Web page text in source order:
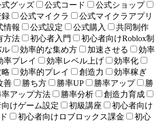
式グッズ 公式コード
公式ショップ
録 公式マイクラ
公式マイクラアプリ
情報 公式設定 公式購入
共同制作
方法 初心者入門
初心者向けRoblox制
ル 効率的な集め方 加速させる
効率
率プレイ 効率レベル上げ
効率化
効率的プレイ 創造力
効率稼ぎ
善 勝ち方 勝率UP 勝率アップ
勝
率アップ方法 勝率分析
創造力育成
けゲーム設定 初級講座
初心者向け
初心者向けロブロックス課金
初心